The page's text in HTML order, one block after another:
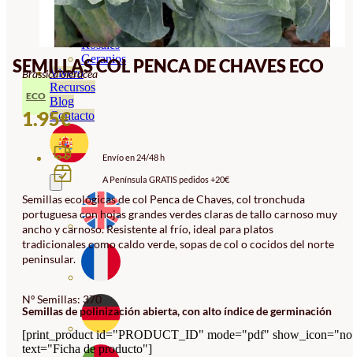
Ornamentales
Hortensias
Rosales
Geranios
Vivero
Recursos
Blog
Contacto
SEMILLAS COL PENCA DE CHAVES ECO
Brassica oleracea
ECO
1.95€
Envío en 24/48 h
A Península GRATIS pedidos +20€
Semillas ecológicas de col Penca de Chaves, col tronchuda
portuguesa con hojas grandes verdes claras de tallo carnoso muy
ancho y carnoso. Resistente al frío, ideal para platos
tradicionales como caldo verde, sopas de col o cocidos del norte
peninsular.
Nº Semillas: 370
Semillas de polinización abierta, con alto índice de germinación
[print_product id="PRODUCT_ID" mode="pdf"
text="Ficha de producto"]